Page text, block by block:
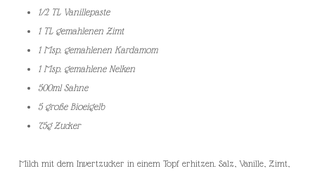
1/2 TL Vanillepaste
1 TL gemahlenen Zimt
1 Msp. gemahlenen Kardamom
1 Msp. gemahlene Nelken
500ml Sahne
5 große Bioeigelb
75g Zucker
Milch mit dem Invertzucker in einem Topf erhitzen. Salz, Vanille, Zimt,